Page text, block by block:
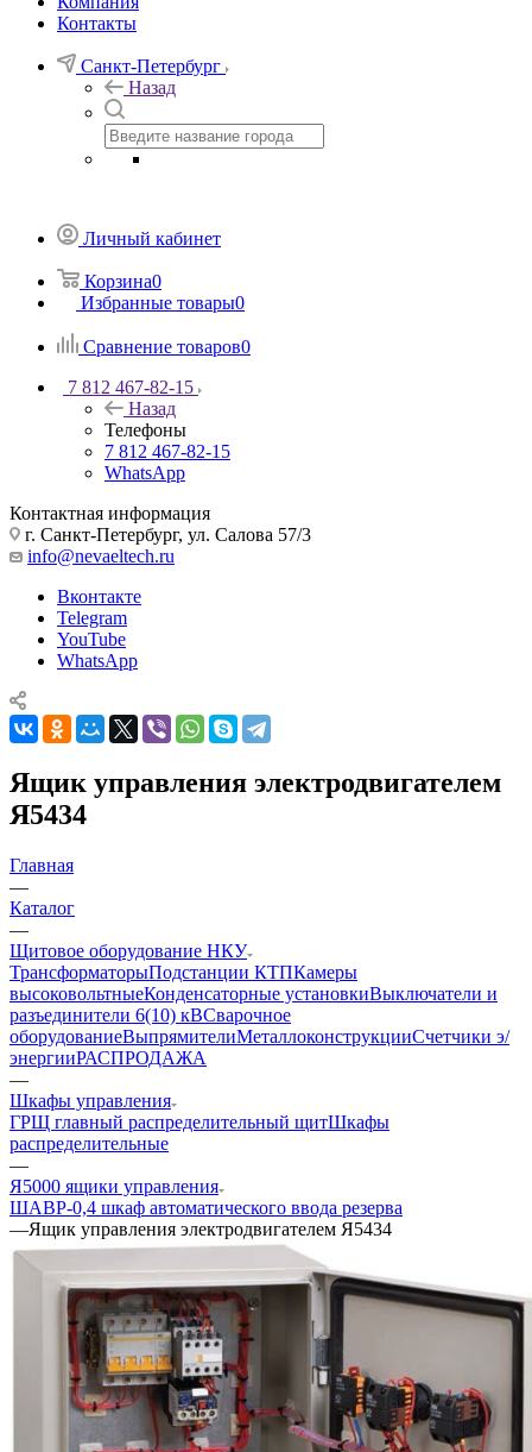
Контакты
Санкт-Петербург
Назад
Личный кабинет
Корзина0
Избранные товары0
Сравнение товаров0
7 812 467-82-15
Назад
Телефоны
7 812 467-82-15
WhatsApp
Контактная информация
г. Санкт-Петербург, ул. Салова 57/3
info@nevaeltech.ru
Вконтакте
Telegram
YouTube
WhatsApp
Ящик управления электродвигателем
Я5434
Главная
—
Каталог
—
Щитовое оборудование НКУ
ТрансформаторыПодстанции КТПКамеры
высоковольтныеКонденсаторные установкиВыключатели и
разъединители 6(10) кВСварочное
оборудованиеВыпрямителиМеталлоконструкцииСчетчики э/
энергииРАСПРОДАЖА
—
Шкафы управления
ГРЩ главный распределительный щитШкафы
распределительные
—
Я5000 ящики управления
ШАВР-0,4 шкаф автоматического ввода резерва
—Ящик управления электродвигателем Я5434